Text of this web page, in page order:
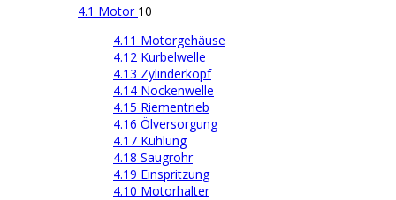
4.1 Motor 10
4.11 Motorgehäuse
4.12 Kurbelwelle
4.13 Zylinderkopf
4.14 Nockenwelle
4.15 Riementrieb
4.16 Ölversorgung
4.17 Kühlung
4.18 Saugrohr
4.19 Einspritzung
4.10 Motorhalter